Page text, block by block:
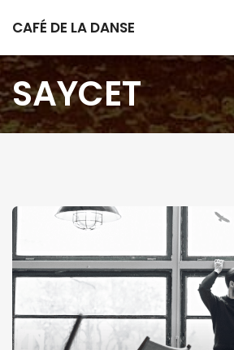
CAFÉ DE LA DANSE
SAYCET